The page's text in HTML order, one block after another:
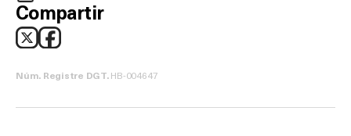
TERRASSES
BARS
SPAS
Compartir
Núm. Registre DGT. HB-004647